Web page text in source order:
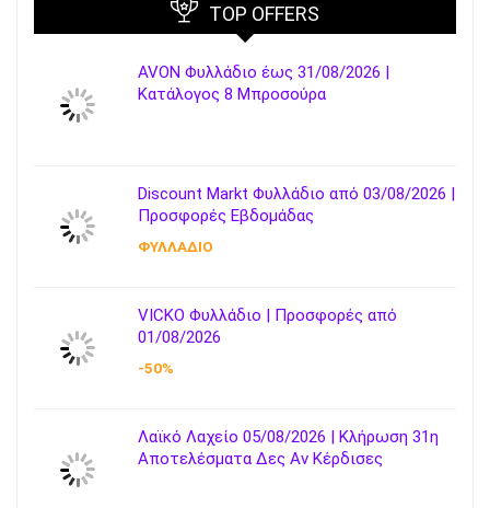
TOP OFFERS
AVON Φυλλάδιο έως 31/08/2026 |
Κατάλογος 8 Μπροσούρα
Discount Markt Φυλλάδιο από 03/08/2026 |
Προσφορές Εβδομάδας
ΦΥΛΛΑΔΙΟ
VICKO Φυλλάδιο | Προσφορές από
01/08/2026
-50%
Λαϊκό Λαχείο 05/08/2026 | Κλήρωση 31η
Αποτελέσματα Δες Αν Κέρδισες